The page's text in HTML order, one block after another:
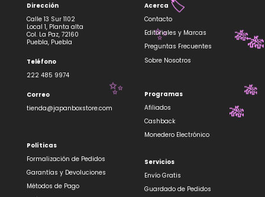
Dirección
Calle 13 Sur 1102
Local 1, Planta alta
Col. La Paz, 72160
Puebla, Puebla
Teléfono
222 485 9974
Correo
tienda@japanboxstore.com
Políticas
Formalización de Pedidos
Garantías y Devoluciones
Métodos de Pago
Acerca
Contacto
Editoriales y Marcas
Preguntas Frecuentes
Sobre Nosotros
Programas
Afiliados
Cashback
Monedero Electrónico
Servicios
Envío Gratis
Guardado de Pedidos
🏷️
✨ 🎋
✨